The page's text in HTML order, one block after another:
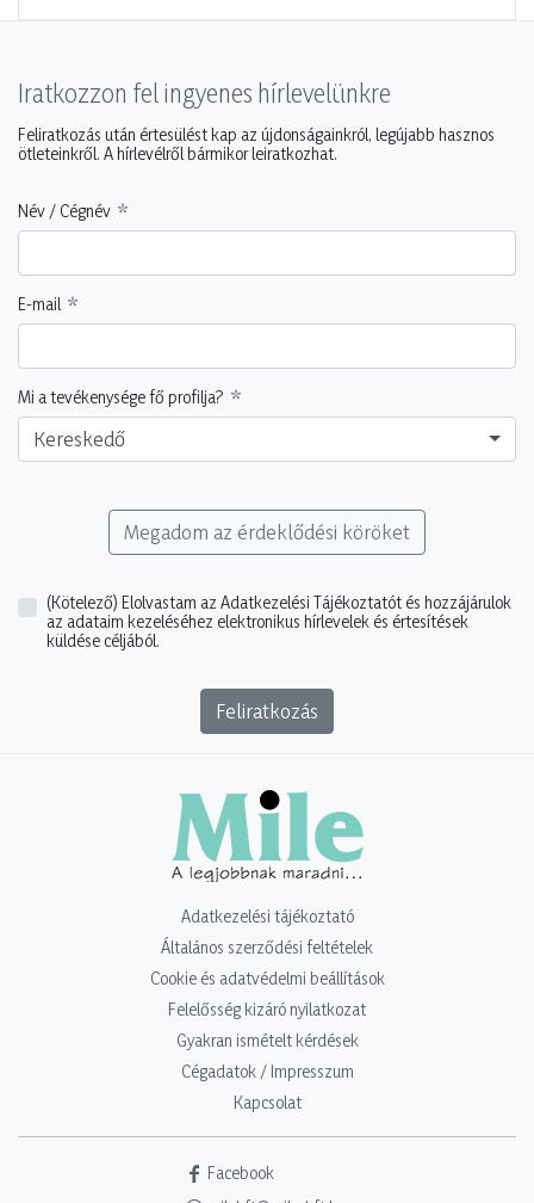
Iratkozzon fel ingyenes hírlevelünkre
Feliratkozás után értesülést kap az újdonságainkról, legújabb hasznos
ötleteinkről. A hírlevélről bármikor leiratkozhat.
Név / Cégnév
E-mail
Mi a tevékenysége fő profilja?
Kereskedő
Megadom az érdeklődési köröket
(Kötelező) Elolvastam az Adatkezelési Tájékoztatót és hozzájárulok
az adataim kezeléséhez elektronikus hírlevelek és értesítések
küldése céljából.
Feliratkozás
Adatkezelési tájékoztató
Általános szerződési feltételek
Cookie és adatvédelmi beállítások
Felelősség kizáró nyilatkozat
Gyakran ismételt kérdések
Cégadatok / Impresszum
Kapcsolat
Facebook